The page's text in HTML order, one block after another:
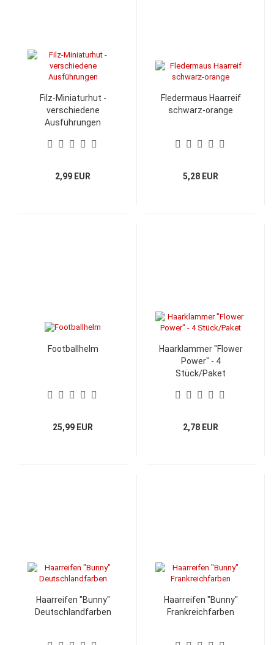
Filz-Miniaturhut -
verschiedene
Ausführungen
2,99 EUR
Fledermaus Haarreif
schwarz-orange
5,28 EUR
Footballhelm
25,99 EUR
Haarklammer "Flower
Power" - 4
Stück/Paket
2,78 EUR
Haarreifen "Bunny"
Deutschlandfarben
Haarreifen "Bunny"
Frankreichfarben